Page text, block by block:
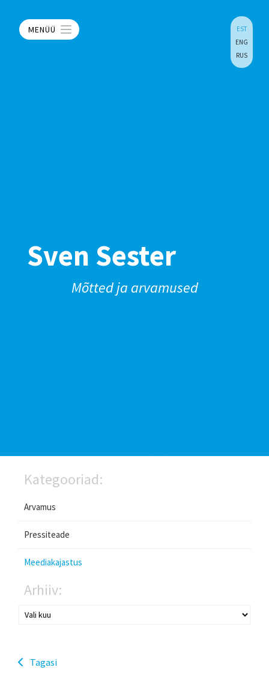
MENÜÜ
EST
ENG
RUS
Sven Sester
Mõtted ja arvamused
Kategooriad:
Arvamus
Pressiteade
Meediakajastus
Arhiiv:
Tagasi